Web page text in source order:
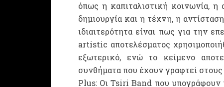
όπως η καπιταλιστική κοινωνία,
δημιουργία και η τέχνη, η
ιδιαιτερότητα είναι πως για την
artistic αποτελέσματος
εξωτερικό, ενώ το κείμενο
συνθήματα που έχουν γραφτεί
Plus: Οι Tsiri Band που υπογράφουν